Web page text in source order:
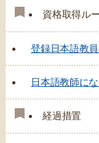
資格取得ル
登録日本語教
日本語教師に
経過措置